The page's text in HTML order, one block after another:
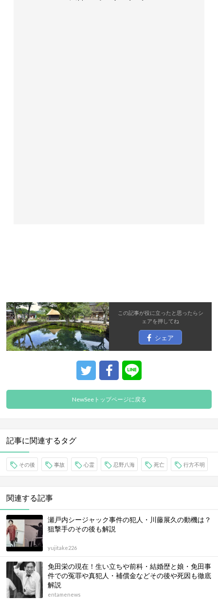
この記事が役に立ったと思ったらシ
ェアを押してね
シェア
NewSeeトップページに戻る
記事に関連するタグ
その後 事故 心霊 忍野八海 死亡 行方不明
関連する記事
瀬戸内シージャック事件の犯人・川藤展久の動機は？
狙撃手のその後も解説
yujitake226
免田栄の現在！生い立ちや前科・結婚歴と娘・免田事
件での冤罪や真犯人・補償金などその後や死因も徹底
解説
entamenews